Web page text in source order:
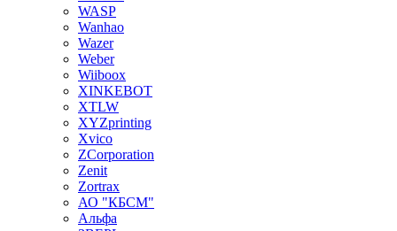
WASP
Wanhao
Wazer
Weber
Wiiboox
XINKEBOT
XTLW
XYZprinting
Xvico
ZCorporation
Zenit
Zortrax
АО "КБСМ"
Альфа